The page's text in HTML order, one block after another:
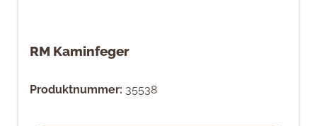
RM Kaminfeger
Produktnummer: 35538